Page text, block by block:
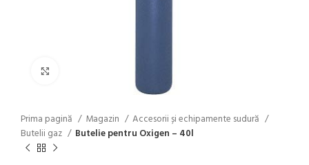
Prima pagină Magazin
Accesorii și echipamente sudură
Butelii gaz
Butelie pentru Oxigen – 40l